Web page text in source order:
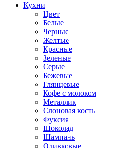
Кухни
Цвет
Белые
Черные
Желтые
Красные
Зеленые
Серые
Бежевые
Глянцевые
Кофе с молоком
Металлик
Слоновая кость
Фуксия
Шоколад
Шампань
Оливковые